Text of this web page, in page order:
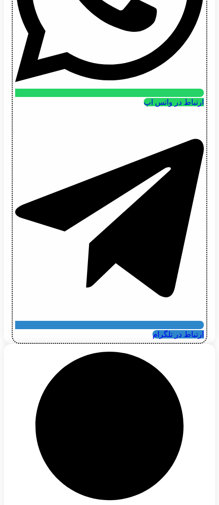
ارتباط در واتس اپ
ارتباط در تلگرام